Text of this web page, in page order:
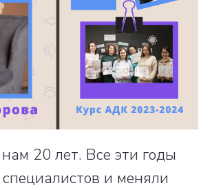
20 лет. Все эти годы
и меняли